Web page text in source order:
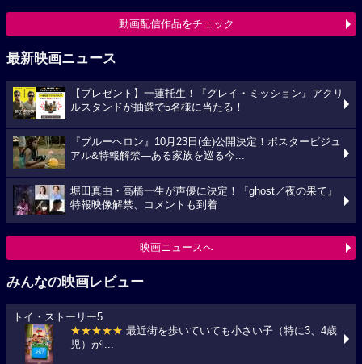
動画配信作品をチェック
最新映画ニュース
【プレゼント】一蓮托生！『グレイ・ミッション』アクリ
ルスタンドが抽選で5名様に当たる！
『ブルーヘロン』10月23日(金)公開決定！ポスタービジュ
アル&特報解禁―ある家族を巡る今...
堀田真由・高橋一生が声優に決定！『ghost／夜の果て』
特報映像解禁、コメントも到着
映画ニュースへ
みんなの映画レビュー
トイ・ストーリー5
★★★★★ 最近街を歩いていても小さい子（特に3、4歳
児）がi...